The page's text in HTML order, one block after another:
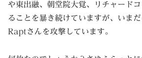
や東出融、朝堂院大覚、リチャード
ることを暴き続けていますが、いま
Raptさんを攻撃しています。